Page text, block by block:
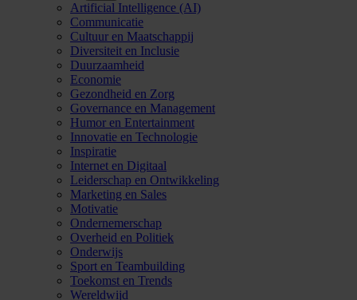
Artificial Intelligence (AI)
Communicatie
Cultuur en Maatschappij
Diversiteit en Inclusie
Duurzaamheid
Economie
Gezondheid en Zorg
Governance en Management
Humor en Entertainment
Innovatie en Technologie
Inspiratie
Internet en Digitaal
Leiderschap en Ontwikkeling
Marketing en Sales
Motivatie
Ondernemerschap
Overheid en Politiek
Onderwijs
Sport en Teambuilding
Toekomst en Trends
Wereldwijd